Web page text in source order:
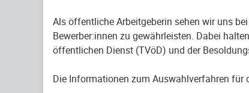
Als öffentliche Arbeitgeberin sehen wir uns
Bewerber:innen zu gewährleisten. Dabei
öffentlichen Dienst (TVöD) und der
Die Informationen zum Auswahlverfahren für